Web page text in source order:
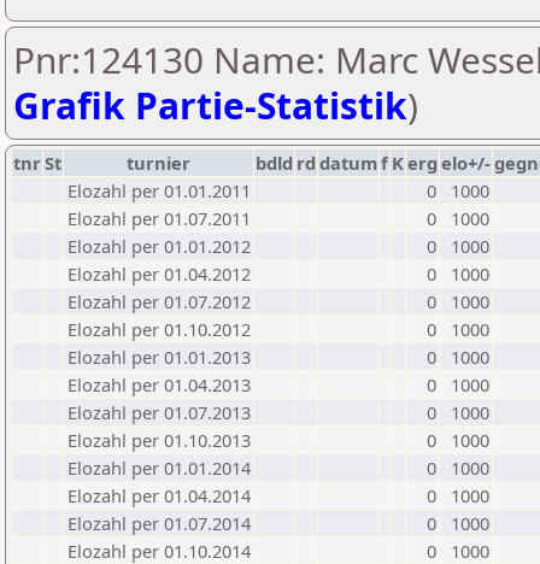
Pnr:124130 Name: Marc
Grafik Partie-Statistik)
tnrSt turnier bdld rd datumf Kerg elo+/-
Elozahl per 01.01.2011
0
1000
Elozahl per 01.07.2011
0
1000
Elozahl per 01.01.2012
0
1000
Elozahl per 01.04.2012
0
1000
Elozahl per 01.07.2012
0
1000
Elozahl per 01.10.2012
0
1000
Elozahl per 01.01.2013
0
1000
Elozahl per 01.04.2013
0
1000
Elozahl per 01.07.2013
0
1000
Elozahl per 01.10.2013
0
1000
Elozahl per 01.01.2014
0
1000
Elozahl per 01.04.2014
0
1000
Elozahl per 01.07.2014
0
1000
Elozahl per 01.10.2014
0
1000